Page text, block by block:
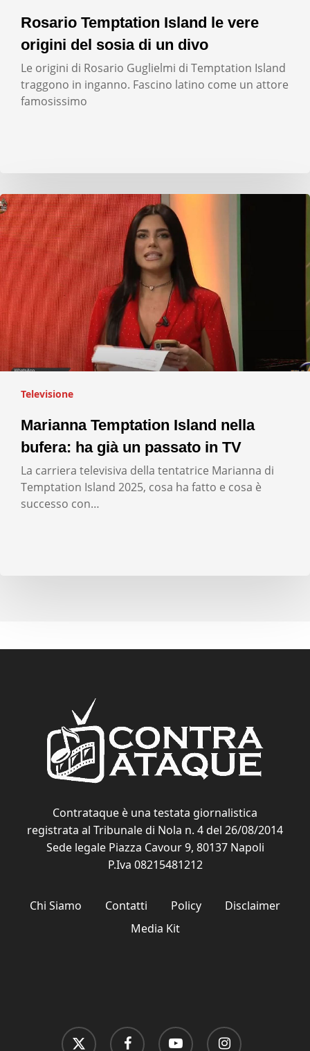
Rosario Temptation Island le vere
origini del sosia di un divo
Le origini di Rosario Guglielmi di Temptation Island
traggono in inganno. Fascino latino come un attore
famosissimo
Televisione
Marianna Temptation Island nella
bufera: ha già un passato in TV
La carriera televisiva della tentatrice Marianna di
Temptation Island 2025, cosa ha fatto e cosa è
successo con…
Contrataque è una testata giornalistica
registrata al Tribunale di Nola n. 4 del 26/08/2014
Sede legale Piazza Cavour 9, 80137 Napoli
P.Iva 08215481212
Chi Siamo Contatti Policy
Disclaimer
Media Kit
x-
facebook youtube instagram